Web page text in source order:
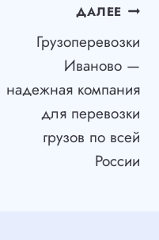
ДАЛЕЕ
Грузоперевозки
Иваново —
надежная компания
для перевозки
грузов по всей
России